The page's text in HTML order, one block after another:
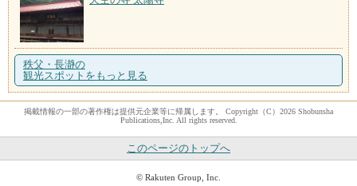
秩父・長瀞の
観光スポットをもっと見る
掲載情報の一部の著作権は提供元企業等に帰属します。 Copyright（C）2026 Shobunsha
Publications,Inc. All rights reserved.
このページのトップへ
© Rakuten Group, Inc.